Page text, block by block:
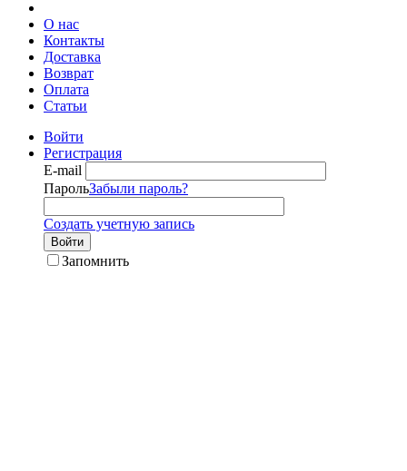
О нас
Контакты
Доставка
Возврат
Оплата
Статьи
Войти
Регистрация
E-mail
ПарольЗабыли пароль?
Создать учетную запись
Войти
Запомнить